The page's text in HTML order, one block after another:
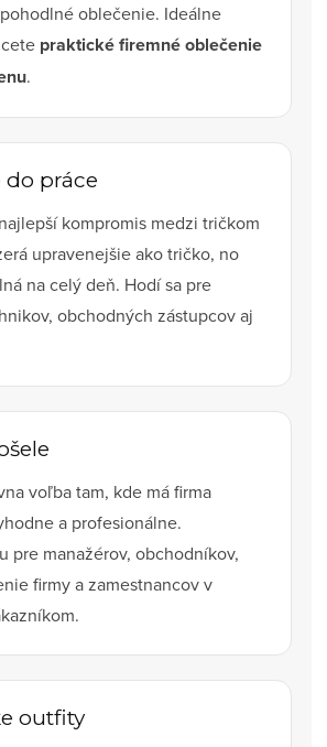
oblečenie. Ideálne
praktické firemné oblečenie
.
do práce
kompromis medzi tričkom
upravenejšie ako tričko, no
na celý deň. Hodí sa pre
obchodných zástupcov aj
voľba tam, kde má firma
a profesionálne.
pre manažérov, obchodníkov,
firmy a zamestnancov v
outfity